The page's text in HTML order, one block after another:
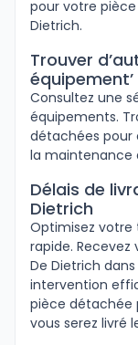
pour votre
Dietrich.
Trouver
Consultez une
équipements.
détachées pour
la maintenance
Délais de
Dietrich
Optimisez votre
rapide.
De Dietrich
intervention
pièce détachée
vous serez livré